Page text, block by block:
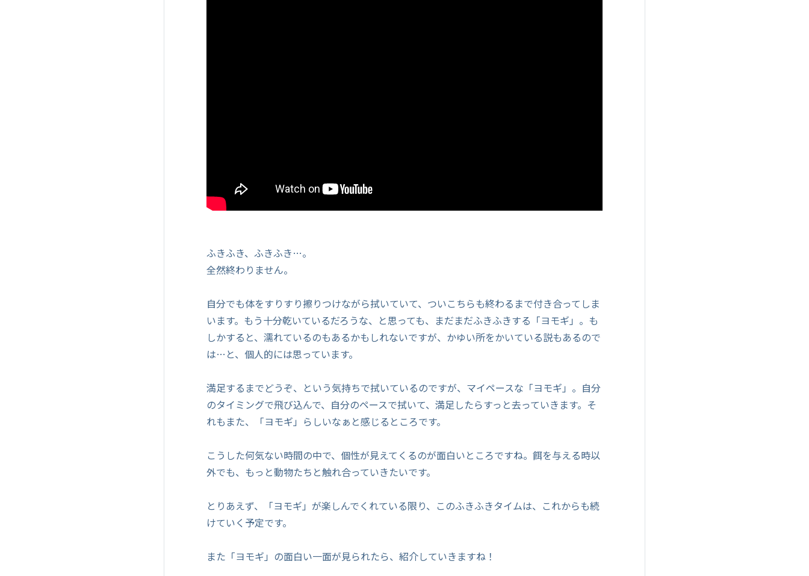
ふきふき、ふきふき…。
全然終わりません。
自分でも体をすりすり擦りつけながら拭いていて、ついこちらも終わるまで付き合ってしま
います。もう十分乾いているだろうな、と思っても、まだまだふきふきする「ヨモギ」。も
しかすると、濡れているのもあるかもしれないですが、かゆい所をかいている説もあるので
は…と、個人的には思っています。
満足するまでどうぞ、という気持ちで拭いているのですが、マイペースな「ヨモギ」。自分
のタイミングで飛び込んで、自分のペースで拭いて、満足したらすっと去っていきます。そ
れもまた、「ヨモギ」らしいなぁと感じるところです。
こうした何気ない時間の中で、個性が見えてくるのが面白いところですね。餌を与える時以
外でも、もっと動物たちと触れ合っていきたいです。
とりあえず、「ヨモギ」が楽しんでくれている限り、このふきふきタイムは、これからも続
けていく予定です。
また「ヨモギ」の面白い一面が見られたら、紹介していきますね！